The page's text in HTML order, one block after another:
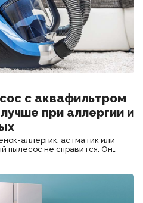
с аквафильтром
при аллергии и
аллергик, астматик или
пылесос не справится. Он
вопрос моды, а вопрос